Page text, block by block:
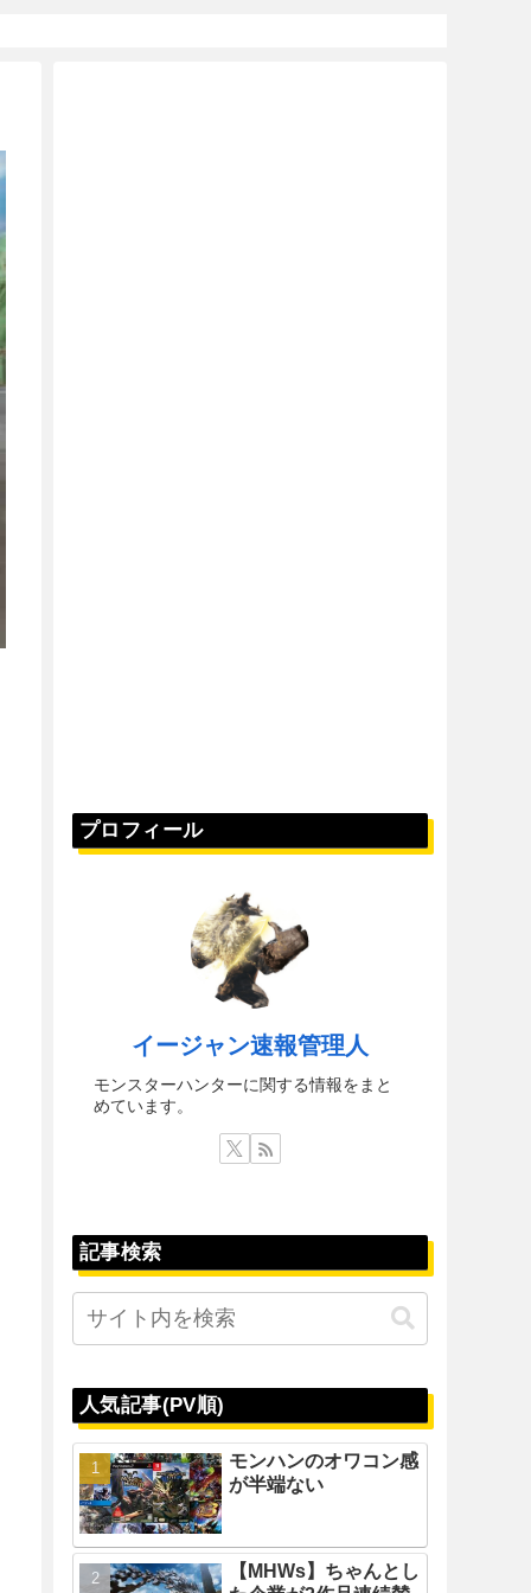
プロフィール
イージャン速報管理人
モンスターハンターに関する情報をまと
めています。
記事検索
人気記事(PV順)
モンハンのオワコン感
が半端ない
【MHWs】ちゃんとし